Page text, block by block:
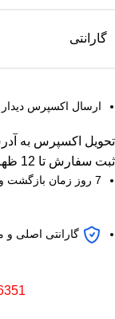
گارانتی
ارسال اکسپرس
تحویل اکسپرس به
ثبت سفارش تا 12 ظهر تحویل همان روز ویژه تهران
7 روز زمان بازگشت وجه
گارانتی اصلی و